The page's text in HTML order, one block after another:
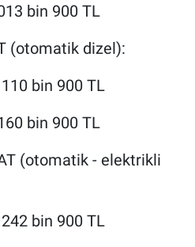
bin 900 TL
(otomatik dizel):
bin 900 TL
bin 900 TL
(otomatik - elektrikli
bin 900 TL